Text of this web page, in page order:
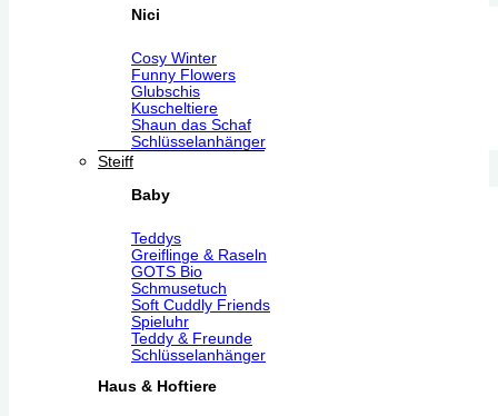
Nici
Cosy Winter
Funny Flowers
Glubschis
Kuscheltiere
Shaun das Schaf
Schlüsselanhänger
Steiff
Baby
Teddys
Greiflinge & Raseln
GOTS Bio
Schmusetuch
Soft Cuddly Friends
Spieluhr
Teddy & Freunde
Schlüsselanhänger
Haus & Hoftiere